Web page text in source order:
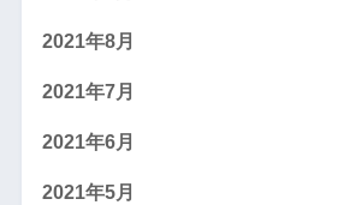
2021年8月
2021年7月
2021年6月
2021年5月